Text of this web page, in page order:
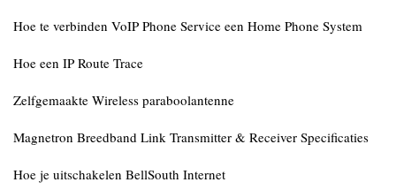
Hoe te verbinden VoIP Phone Service een Home Phone System
Hoe een IP Route Trace
Zelfgemaakte Wireless paraboolantenne
Magnetron Breedband Link Transmitter & Receiver Specificaties
Hoe je uitschakelen BellSouth Internet